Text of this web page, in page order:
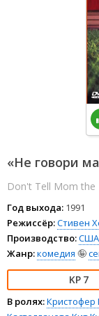
«Не говори
Don't Tell Mom the
Год выхода: 1991
Режиссёр:Стивен
Производство:США
Жанр:комедия 🤪
7
В ролях:Кристофер